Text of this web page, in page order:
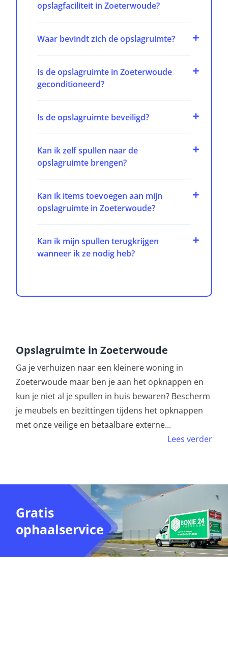
opslagfaciliteit in Zoeterwoude?
Waar bevindt zich de opslagruimte?
Is de opslagruimte in Zoeterwoude
geconditioneerd?
Is de opslagruimte beveiligd?
Kan ik zelf spullen naar de
opslagruimte brengen?
Kan ik items toevoegen aan mijn
opslagruimte in Zoeterwoude?
Kan ik mijn spullen terugkrijgen
wanneer ik ze nodig heb?
Opslagruimte in Zoeterwoude
Ga je verhuizen naar een kleinere woning in
Zoeterwoude maar ben je aan het opknappen en
kun je niet al je spullen in huis bewaren? Bescherm
je meubels en bezittingen tijdens het opknappen
met onze veilige en betaalbare externe...
Lees verder
Gratis
ophaalservice